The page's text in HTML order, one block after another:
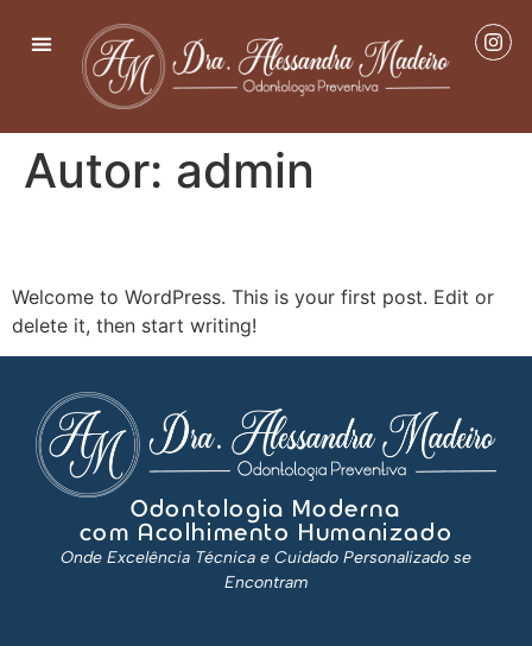
Autor: admin
Welcome to WordPress. This is your first post. Edit or
delete it, then start writing!
Odontologia Moderna
com Acolhimento Humanizado
Onde Excelência Técnica e Cuidado Personalizado se
Encontram